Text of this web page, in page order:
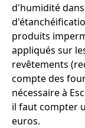
d'humidité dans
produits
appliqués sur
revêtements
compte des
nécessaire à
il faut compter
euros.